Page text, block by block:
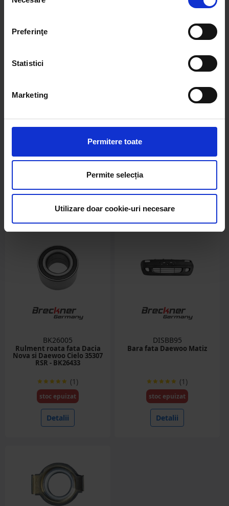
Preferinţe
Statistici
Marketing
Permitere toate
Permite selecția
Utilizare doar cookie-uri necesare
Matiz 2 Breckner Germany Tico, Aveo, Kalos, Damas
BK26005
Rulment roata fata Dacia
Nova si Daewoo Cielo 35307
RSR - BK26433
(1)
stoc epuizat
Detalii
DISBB95
Bara fata Daewoo Matiz
(1)
stoc epuizat
Detalii